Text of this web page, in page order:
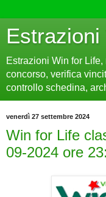
Estrazioni Win for
concorso, verifica
controllo schedina,
venerdì 27 settembre 2024
Win for Life
09-2024 ore